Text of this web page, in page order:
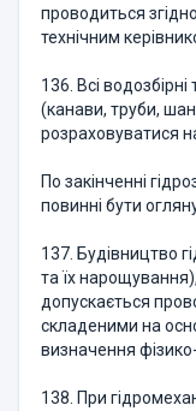
проводиться
технічним
136. Всі
(канави, труби,
розраховуватися
По закінченні
повинні бути
137. Будівництво
та їх
допускається
складеними на
визначення
138. При